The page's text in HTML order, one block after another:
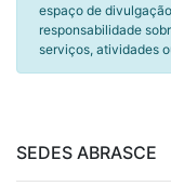
espaço de
responsabilidade
serviços, atividades
SEDES ABRASCE